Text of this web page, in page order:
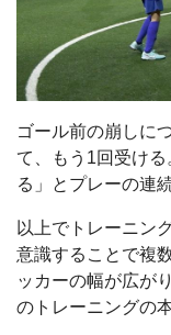
ゴール前の崩しに
て、もう1回受け
る」とプレーの連
以上でトレーニン
意識することで複
ッカーの幅が広が
のトレーニングの